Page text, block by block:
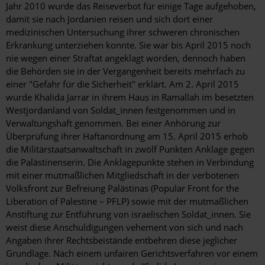
Jahr 2010 wurde das Reiseverbot für einige Tage aufgehoben,
damit sie nach Jordanien reisen und sich dort einer
medizinischen Untersuchung ihrer schweren chronischen
Erkrankung unterziehen konnte. Sie war bis April 2015 noch
nie wegen einer Straftat angeklagt worden, dennoch haben
die Behörden sie in der Vergangenheit bereits mehrfach zu
einer "Gefahr für die Sicherheit" erklärt. Am 2. April 2015
wurde Khalida Jarrar in ihrem Haus in Ramallah im besetzten
Westjordanland von Soldat_innen festgenommen und in
Verwaltungshaft genommen. Bei einer Anhörung zur
Überprüfung ihrer Haftanordnung am 15. April 2015 erhob
die Militärstaatsanwaltschaft in zwölf Punkten Anklage gegen
die Palästinenserin. Die Anklagepunkte stehen in Verbindung
mit einer mutmaßlichen Mitgliedschaft in der verbotenen
Volksfront zur Befreiung Palästinas (Popular Front for the
Liberation of Palestine – PFLP) sowie mit der mutmaßlichen
Anstiftung zur Entführung von israelischen Soldat_innen. Sie
weist diese Anschuldigungen vehement von sich und nach
Angaben ihrer Rechtsbeistände entbehren diese jeglicher
Grundlage. Nach einem unfairen Gerichtsverfahren vor einem